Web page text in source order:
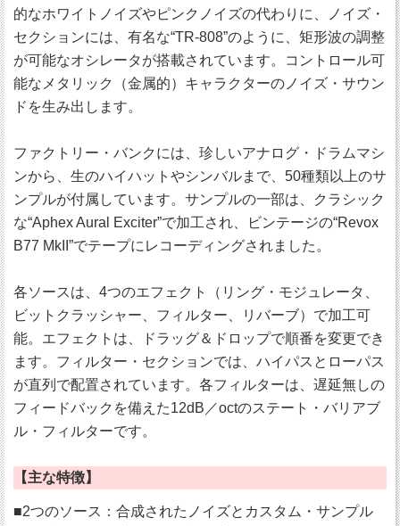
的なホワイトノイズやピンクノイズの代わりに、ノイズ・
セクションには、有名な“TR-808”のように、矩形波の調整
が可能なオシレータが搭載されています。コントロール可
能なメタリック（金属的）キャラクターのノイズ・サウン
ドを生み出します。
ファクトリー・バンクには、珍しいアナログ・ドラムマシ
ンから、生のハイハットやシンバルまで、50種類以上のサ
ンプルが付属しています。サンプルの一部は、クラシック
な“Aphex Aural Exciter”で加工され、ビンテージの“Revox
B77 MkII”でテープにレコーディングされました。
各ソースは、4つのエフェクト（リング・モジュレータ、
ビットクラッシャー、フィルター、リバーブ）で加工可
能。エフェクトは、ドラッグ＆ドロップで順番を変更でき
ます。フィルター・セクションでは、ハイパスとローパス
が直列で配置されています。各フィルターは、遅延無しの
フィードバックを備えた12dB／octのステート・バリアブ
ル・フィルターです。
【主な特徴】
■2つのソース：合成されたノイズとカスタム・サンプル